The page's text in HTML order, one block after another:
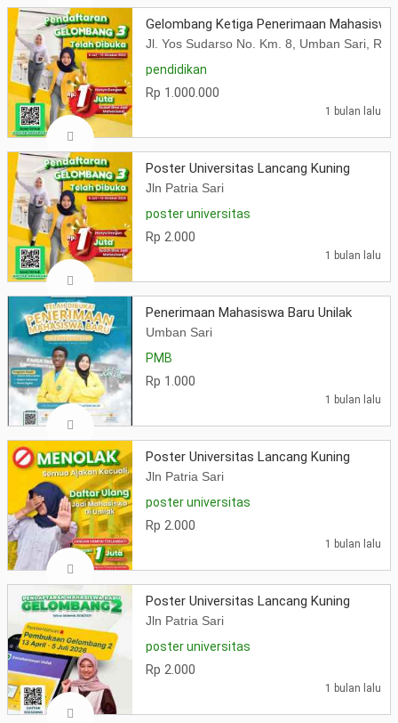
Gelombang Ketiga Penerimaan Mahasiswa
Jl. Yos Sudarso No. Km. 8, Umban Sari,
pendidikan
Rp 1.000.000
1 bulan lalu
Poster Universitas Lancang Kuning
Jln Patria Sari
poster universitas
Rp 2.000
1 bulan lalu
Penerimaan Mahasiswa Baru Unilak
Umban Sari
PMB
Rp 1.000
1 bulan lalu
Poster Universitas Lancang Kuning
Jln Patria Sari
poster universitas
Rp 2.000
1 bulan lalu
Poster Universitas Lancang Kuning
Jln Patria Sari
poster universitas
Rp 2.000
1 bulan lalu